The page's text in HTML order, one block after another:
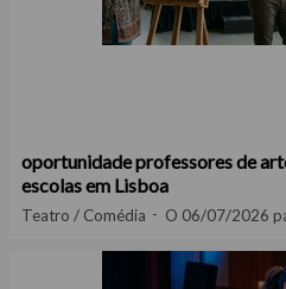
oportunidade professores de
escolas em Lisboa
Teatro / Comédia O 06/07/2026